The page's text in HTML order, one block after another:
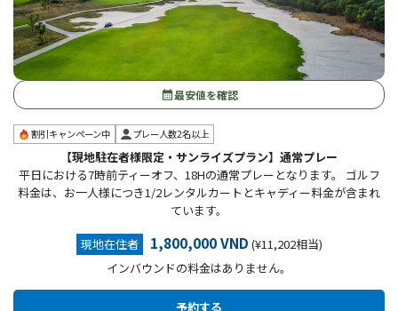
calendar_month最安値を確認
割引キャンペーン中 プレー人数2名以上
【現地駐在者様限定・サンライズプラン】通常プレー
平日における7時前ティーオフ、18Hの通常プレーとなります。 ゴルフ
料金は、お一人様につき1/2レンタルカートとキャディー料金が含まれ
ています。
現地在住者
1,800,000 VND (¥11,202相当)
インバウンドの料金はありません。